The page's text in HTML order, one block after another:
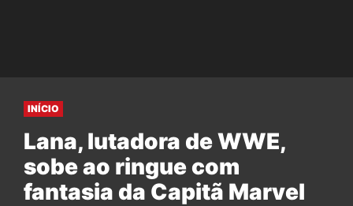
INÍCIO
Lana, lutadora de WWE,
sobe ao ringue com
fantasia da Capitã Marvel